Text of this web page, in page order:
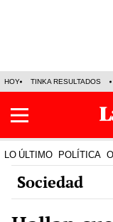
HOY TINKA RESULTADOS
LO ÚLTIMO POLÍTICA
Sociedad